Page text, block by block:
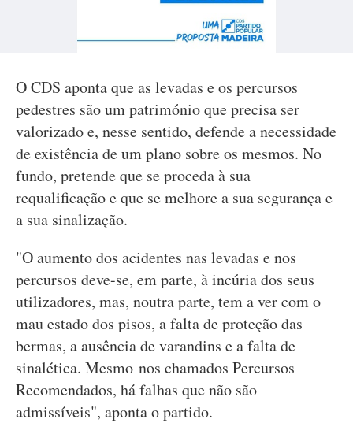
O CDS aponta que as levadas e os percursos
pedestres são um património que precisa ser
valorizado e, nesse sentido, defende a necessidade
de existência de um plano sobre os mesmos. No
fundo, pretende que se proceda à sua
requalificação e que se melhore a sua segurança e
a sua sinalização.
"O aumento dos acidentes nas levadas e nos
percursos deve-se, em parte, à incúria dos seus
utilizadores, mas, noutra parte, tem a ver com o
mau estado dos pisos, a falta de proteção das
bermas, a ausência de varandins e a falta de
sinalética. Mesmo nos chamados Percursos
Recomendados, há falhas que não são
admissíveis", aponta o partido.